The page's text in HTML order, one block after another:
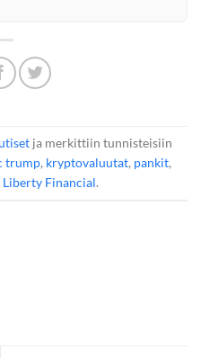
ja merkittiin tunnisteisiin
trump, kryptovaluutat, pankit,
Financial.